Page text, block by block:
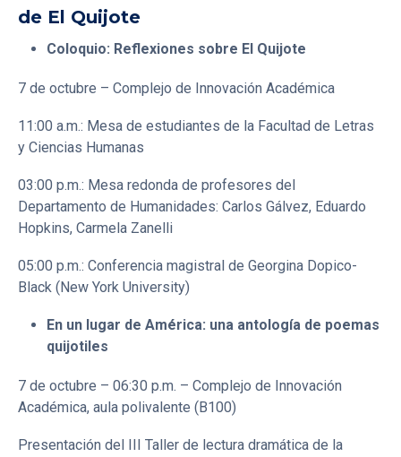
de El Quijote
Coloquio: Reflexiones sobre El Quijote
7 de octubre – Complejo de Innovación Académica
11:00 a.m.: Mesa de estudiantes de la Facultad de Letras
y Ciencias Humanas
03:00 p.m.: Mesa redonda de profesores del
Departamento de Humanidades: Carlos Gálvez, Eduardo
Hopkins, Carmela Zanelli
05:00 p.m.: Conferencia magistral de Georgina Dopico-
Black (New York University)
En un lugar de América: una antología de poemas
quijotiles
7 de octubre – 06:30 p.m. – Complejo de Innovación
Académica, aula polivalente (B100)
Presentación del III Taller de lectura dramática de la